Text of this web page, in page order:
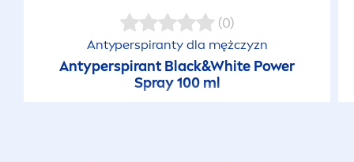
(0)
Antyperspiranty dla mężczyzn
AntyperspirantBlack&White Power
Spray 100 ml